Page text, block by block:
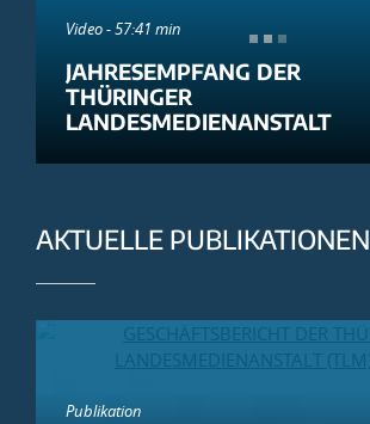
Video - 57:41 min
JAHRESEMPFANG DER
THÜRINGER
LANDESMEDIENANSTALT
AKTUELLE PUBLIKATIONEN
Publikation